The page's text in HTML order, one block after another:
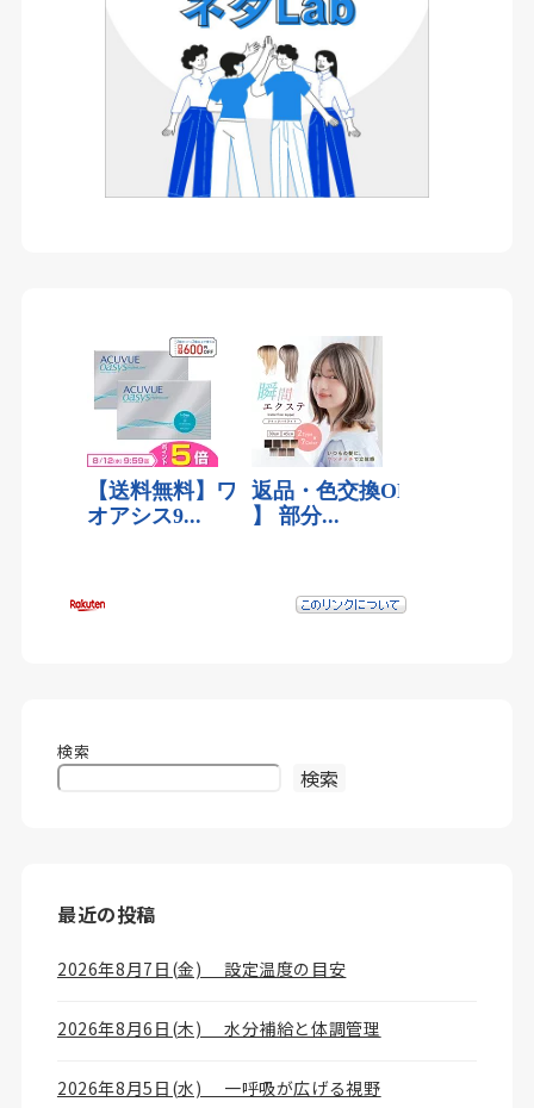
検索
検索
最近の投稿
2026年8月7日(金) 設定温度の目安
2026年8月6日(木) 水分補給と体調管理
2026年8月5日(水) 一呼吸が広げる視野